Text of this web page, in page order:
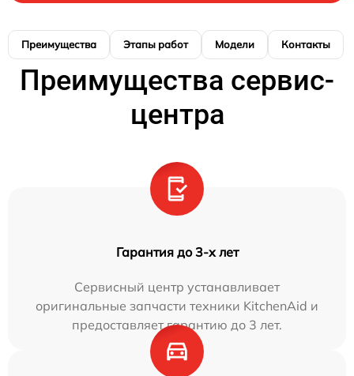
Преимущества Этапы работ Модели Контакты
Преимущества сервис-
центра
Гарантия до 3-х лет
Сервисный центр устанавливает
оригинальные запчасти техники KitchenAid и
предоставляет гарантию до 3 лет.